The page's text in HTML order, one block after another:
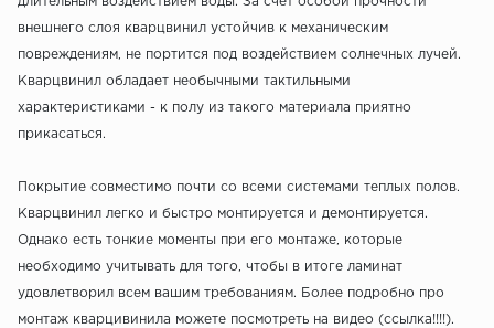
внешнего слоя кварцвинил устойчив к механическим
повреждениям, не портится под воздействием солнечных лучей.
Кварцвинил обладает необычными тактильными
характеристиками - к полу из такого материала приятно
прикасаться.
Покрытие совместимо почти со всеми системами теплых полов.
Кварцвинил легко и быстро монтируется и демонтируется.
Однако есть тонкие моменты при его монтаже, которые
необходимо учитывать для того, чтобы в итоге ламинат
удовлетворил всем вашим требованиям. Более подробно про
монтаж кварцивинила можете посмотреть на видео (ссылка!!!!).